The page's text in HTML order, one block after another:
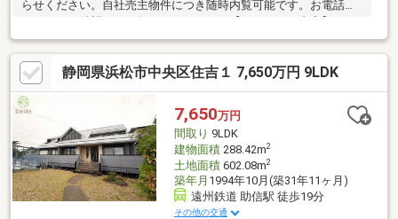
らせください。自社売主物件につき随時内覧可能です。お電話か
アリ工防除工事システムキッチン交換、ユニットバス交換、トイ
レ交換、洗面化粧台交換間取変更、室内ドア（一部）交換、クロ
ス張替え【周辺施設】・浜松市立城北小学校まで約590ｍ（徒歩
約8分）・浜松市立北部中学校まで約710ｍ（徒歩9分）・エブリ
ィビッグデー高台店様まで約1050ｍ（徒歩14分）・セブンイレブ
ン浜松和地山店様まで約340ｍ（徒歩5分）
静岡県浜松市中央区住吉１ 7,650万円 9LDK
7,650万円
間取り 9LDK
建物面積288.42m2
土地面積602.08m2
築年月 1994年10月(築31年11ヶ月)
遠州鉄道 助信駅 徒歩19分
その他の交通